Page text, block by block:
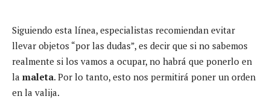
Siguiendo esta línea, especialistas recomiendan evitar
llevar objetos “por las dudas”, es decir que si no sabemos
realmente si los vamos a ocupar, no habrá que ponerlo en
la maleta. Por lo tanto, esto nos permitirá poner un orden
en la valija.